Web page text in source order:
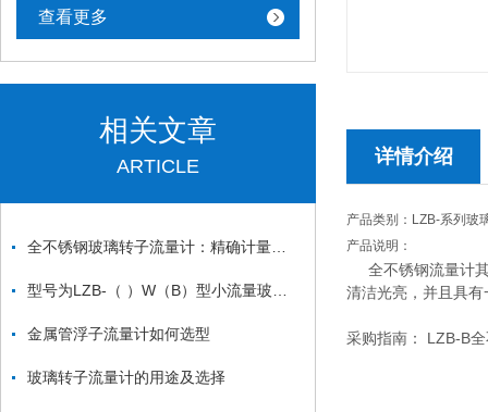
查看更多
相关文章
ARTICLE
金属管浮子流量计如何选型
玻璃转子流量计的用途及选择
详情介绍
产品类别：LZB-系列玻
产品说明：
全不锈钢流量计其
清洁光亮，并且具
采购指南： LZB-B